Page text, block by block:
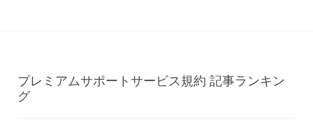
プレミアムサポートサービス規約 記事ランキン
グ